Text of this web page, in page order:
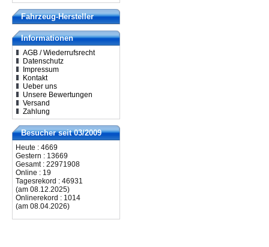
Fahrzeug-Hersteller
Informationen
AGB / Wiederrufsrecht
Datenschutz
Impressum
Kontakt
Ueber uns
Unsere Bewertungen
Versand
Zahlung
Besucher seit 03/2009
Heute : 4669
Gestern : 13669
Gesamt : 22971908
Online : 19
Tagesrekord : 46931
(am 08.12.2025)
Onlinerekord : 1014
(am 08.04.2026)